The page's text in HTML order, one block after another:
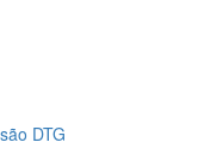
DTG